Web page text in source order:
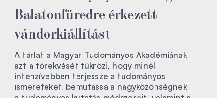
Balatonfüredre érkezett
vándorkiállítást
A tárlat a Magyar Tudományos Akadémiának
azt a törekvését tükrözi, hogy minél
intenzívebben terjessze a tudományos
ismereteket, bemutassa a nagyközönségnek